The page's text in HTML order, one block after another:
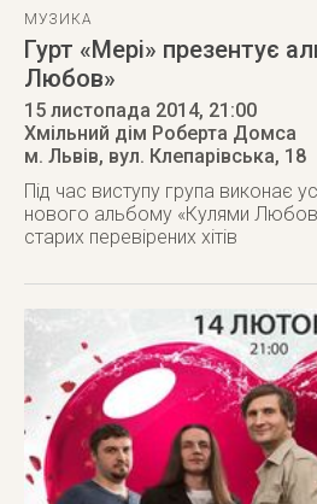
МУЗИКА
Гурт «Мері» презентує
Любов»
15 листопада 2014, 21:00
Хмільний дім Роберта Домса
м. Львів, вул. Клепарівська, 18
Під час виступу група виконає
нового альбому «Кулями
старих перевірених хітів